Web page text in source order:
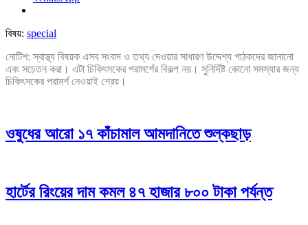
বিষয়: special
নোটিশ: স্বাস্থ্য বিষয়ক এসব সংবাদ ও তথ্য দেওয়ার সাধারণ উদ্দেশ্য পাঠকদের জানানো
এবং সচেতন করা। এটা চিকিৎসকের পরামর্শের বিকল্প নয়। সুনির্দিষ্ট কোনো সমস্যার জন্য
চিকিৎসকের পরামর্শ নেওয়াই শ্রেয়।
ওষুধের আরো ১৭ কাঁচামাল আমদানিতে শুল্কছাড়
হার্টের রিংয়ের দাম কমল ৪৭ হাজার ৮০০ টাকা পর্যন্ত